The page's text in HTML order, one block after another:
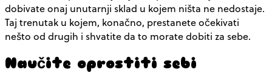
dobivate onaj unutarnji sklad u kojem ništa ne nedostaje.
Taj trenutak u kojem, konačno, prestanete očekivati ​​
nešto od drugih i shvatite da to morate dobiti za sebe.
Naučite oprostiti sebi